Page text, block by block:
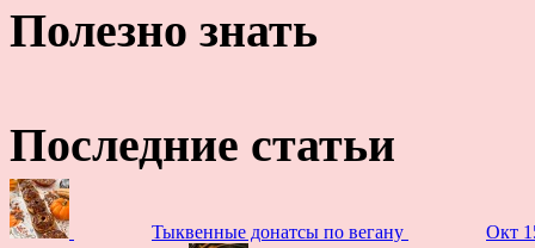
Полезно знать
Последние статьи
Тыквенные донатсы по вегану Окт